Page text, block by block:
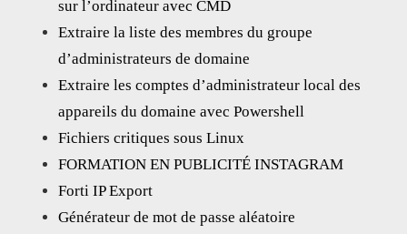
sur l’ordinateur avec CMD
Extraire la liste des membres du groupe
d’administrateurs de domaine
Extraire les comptes d’administrateur local des
appareils du domaine avec Powershell
Fichiers critiques sous Linux
FORMATION EN PUBLICITÉ INSTAGRAM
Forti IP Export
Générateur de mot de passe aléatoire